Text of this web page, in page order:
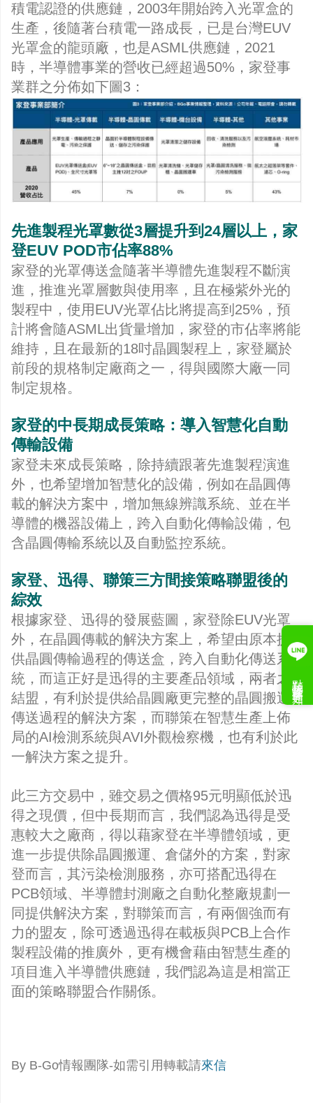
積電認證的供應鏈，2003年開始跨入光罩盒的
生產，後隨著台積電一路成長，已是台灣EUV
光罩盒的龍頭廠，也是ASML供應鏈，2021
時，半導體事業的營收已經超過50%，家登事
業群之分佈如下圖3：
先進製程光罩數從3層提升到24層以上，家
登EUV POD市佔率88%
家登的光罩傳送盒隨著半導體先進製程不斷演
進，推進光罩層數與使用率，且在極紫外光的
製程中，使用EUV光罩佔比將提高到25%，預
計將會隨ASML出貨量增加，家登的市佔率將能
維持，且在最新的18吋晶圓製程上，家登屬於
前段的規格制定廠商之一，得與國際大廠一同
制定規格。
家登的中長期成長策略：導入智慧化自動
傳輸設備
家登未來成長策略，除持續跟著先進製程演進
外，也希望增加智慧化的設備，例如在晶圓傳
載的解決方案中，增加無線辨識系統、並在半
導體的機器設備上，跨入自動化傳輸設備，包
含晶圓傳輸系統以及自動監控系統。
家登、迅得、聯策三方間接策略聯盟後的
綜效
根據家登、迅得的發展藍圖，家登除EUV光罩
外，在晶圓傳載的解決方案上，希望由原本提
供晶圓傳輸過程的傳送盒，跨入自動化傳送系
統，而這正好是迅得的主要產品領域，兩者之
結盟，有利於提供給晶圓廠更完整的晶圓搬運
傳送過程的解決方案，而聯策在智慧生產上佈
局的AI檢測系統與AVI外觀檢察機，也有利於此
一解決方案之提升。
此三方交易中，雖交易之價格95元明顯低於迅
得之現價，但中長期而言，我們認為迅得是受
惠較大之廠商，得以藉家登在半導體領域，更
進一步提供除晶圓搬運、倉儲外的方案，對家
登而言，其污染檢測服務，亦可搭配迅得在
PCB領域、半導體封測廠之自動化整廠規劃一
同提供解決方案，對聯策而言，有兩個強而有
力的盟友，除可透過迅得在載板與PCB上合作
製程設備的推廣外，更有機會藉由智慧生產的
項目進入半導體供應鏈，我們認為這是相當正
面的策略聯盟合作關係。
By B-Go情報團隊-如需引用轉載請來信
點我接收案件通知